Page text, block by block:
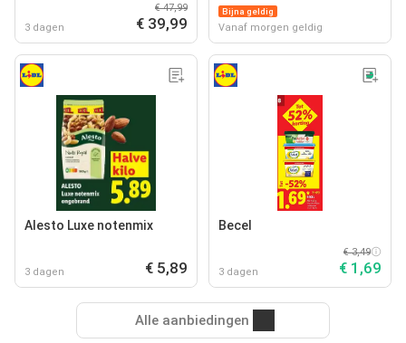
3 dagen
€ 47,99
€ 39,99
Bijna geldig
Vanaf morgen geldig
Alesto Luxe notenmix
3 dagen € 5,89
Becel
3 dagen
€ 3,49
€ 1,69
Alle aanbiedingen